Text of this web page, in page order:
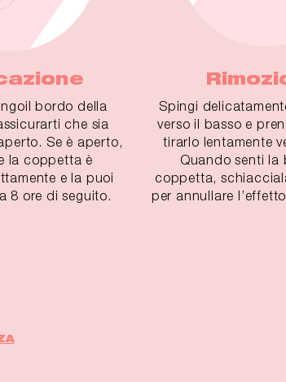
bordo della
che sia
Se è aperto,
la coppetta è
e la puoi
8 ore di seguito.
Spingi
verso il basso e
tirarlo lentamente
Quando senti la
coppetta,
per annullare